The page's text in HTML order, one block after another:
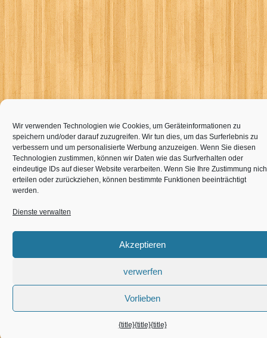
Wir verwenden Technologien wie Cookies, um Geräteinformationen zu
speichern und/oder darauf zuzugreifen. Wir tun dies, um das Surferlebnis zu
verbessern und um personalisierte Werbung anzuzeigen. Wenn Sie diesen
Technologien zustimmen, können wir Daten wie das Surfverhalten oder
eindeutige IDs auf dieser Website verarbeiten. Wenn Sie Ihre Zustimmung
erteilen oder zurückziehen, können bestimmte Funktionen beeinträchtigt
werden.
Dienste verwalten
Akzeptieren
verwerfen
Vorlieben
{title}{title}{title}